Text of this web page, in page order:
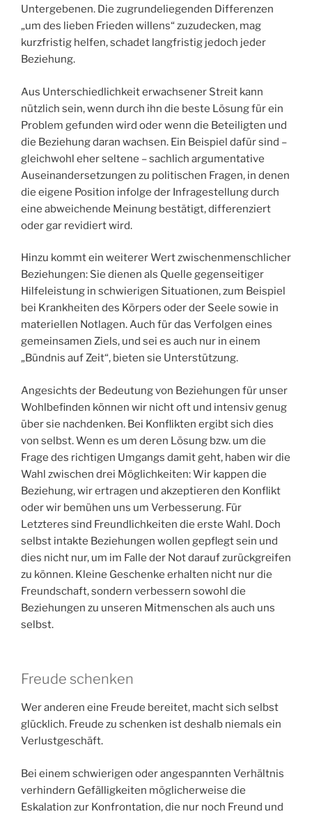
Untergebenen. Die zugrundeliegenden Differenzen
„um des lieben Frieden willens“ zuzudecken, mag
kurzfristig helfen, schadet langfristig jedoch jeder
Beziehung.
Aus Unterschiedlichkeit erwachsener Streit kann
nützlich sein, wenn durch ihn die beste Lösung für ein
Problem gefunden wird oder wenn die Beteiligten und
die Beziehung daran wachsen. Ein Beispiel dafür sind –
gleichwohl eher seltene – sachlich argumentative
Auseinandersetzungen zu politischen Fragen, in denen
die eigene Position infolge der Infragestellung durch
eine abweichende Meinung bestätigt, differenziert
oder gar revidiert wird.
Hinzu kommt ein weiterer Wert zwischenmenschlicher
Beziehungen: Sie dienen als Quelle gegenseitiger
Hilfeleistung in schwierigen Situationen, zum Beispiel
bei Krankheiten des Körpers oder der Seele sowie in
materiellen Notlagen. Auch für das Verfolgen eines
gemeinsamen Ziels, und sei es auch nur in einem
„Bündnis auf Zeit“, bieten sie Unterstützung.
Angesichts der Bedeutung von Beziehungen für unser
Wohlbefinden können wir nicht oft und intensiv genug
über sie nachdenken. Bei Konflikten ergibt sich dies
von selbst. Wenn es um deren Lösung bzw. um die
Frage des richtigen Umgangs damit geht, haben wir die
Wahl zwischen drei Möglichkeiten: Wir kappen die
Beziehung, wir ertragen und akzeptieren den Konflikt
oder wir bemühen uns um Verbesserung. Für
Letzteres sind Freundlichkeiten die erste Wahl. Doch
selbst intakte Beziehungen wollen gepflegt sein und
dies nicht nur, um im Falle der Not darauf zurückgreifen
zu können. Kleine Geschenke erhalten nicht nur die
Freundschaft, sondern verbessern sowohl die
Beziehungen zu unseren Mitmenschen als auch uns
selbst.
Freude schenken
Wer anderen eine Freude bereitet, macht sich selbst
glücklich. Freude zu schenken ist deshalb niemals ein
Verlustgeschäft.
Bei einem schwierigen oder angespannten Verhältnis
verhindern Gefälligkeiten möglicherweise die
Eskalation zur Konfrontation, die nur noch Freund und